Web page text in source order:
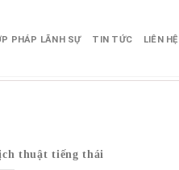
PHÁP LÃNH SỰ TIN TỨC LIÊN HỆ
thuật tiếng thái